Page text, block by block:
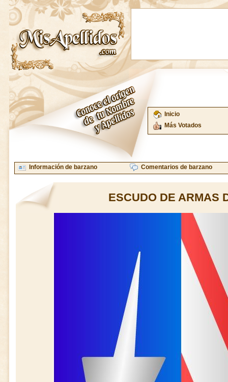
Inicio
Más Votados
Información de barzano Comentarios de barzano
ESCUDO DE ARMAS